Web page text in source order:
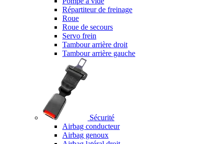
Répartiteur de freinage
Roue
Roue de secours
Servo frein
Tambour arrière droit
Tambour arrière gauche
Sécurité
Airbag conducteur
Airbag genoux